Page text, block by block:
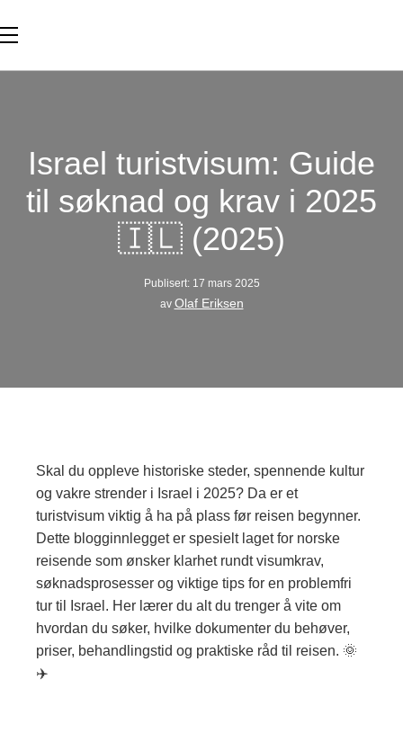
Israel turistvisum: Guide
til søknad og krav i 2025
🇮🇱 (2025)
Publisert: 17 mars 2025
av Olaf Eriksen
Skal du oppleve historiske steder, spennende kultur
og vakre strender i Israel i 2025? Da er et
turistvisum viktig å ha på plass før reisen begynner.
Dette blogginnlegget er spesielt laget for norske
reisende som ønsker klarhet rundt visumkrav,
søknadsprosesser og viktige tips for en problemfri
tur til Israel. Her lærer du alt du trenger å vite om
hvordan du søker, hvilke dokumenter du behøver,
priser, behandlingstid og praktiske råd til reisen. 🌞
✈️